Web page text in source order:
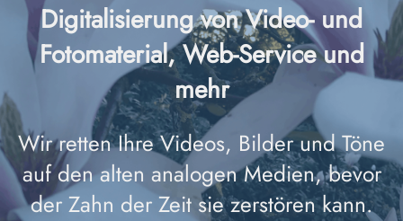
Digitalisierung von Video- und
Fotomaterial, Web-Service und
mehr
Wir retten Ihre Videos, Bilder und Töne
auf den alten analogen Medien, bevor
der Zahn der Zeit sie zerstören kann.